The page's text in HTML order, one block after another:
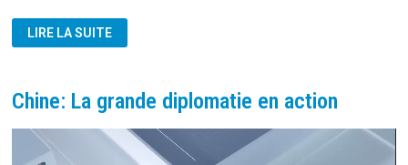
GUERRE
ISRAËL/OTAN
POSITION
RUSSE
CHINOISE
LIRE LA SUITE
Chine: La grande diplomatie en action
Lecteur
vidéo